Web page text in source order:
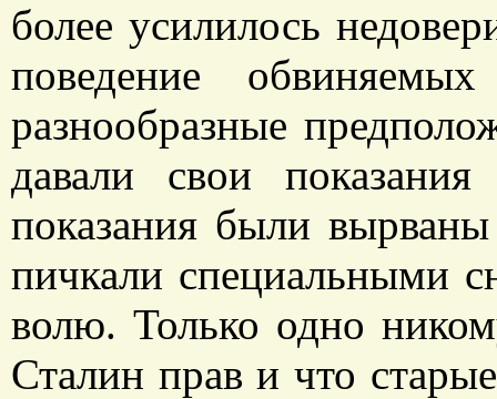
более усилилось
поведение
разнообразные
давали свои
показания были
пичкали специальными
волю. Только одно
Сталин прав и что